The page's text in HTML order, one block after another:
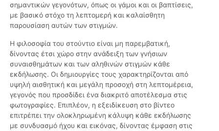
σημαντικών γεγονότων, όπως οι γάμοι και οι βαπτίσεις,
με βασικό στόχο τη λεπτομερή και καλαίσθητη
παρουσίαση αυτών των στιγμών.
Η φιλοσοφία του στούντιο είναι μη παρεμβατική,
δίνοντας έτσι χώρο στην ανάδειξη των γνήσιων
συναισθημάτων και των αληθινών στιγμών κάθε
εκδήλωσης. Οι δημιουργίες τους χαρακτηρίζονται από
υψηλή αισθητική και μεγάλη προσοχή στη λεπτομέρεια,
γεγονός που προσδίδει ένα διακριτό αποτέλεσμα στις
φωτογραφίες. Επιπλέον, η εξειδίκευση στο βίντεο
επιτρέπει την ολοκληρωμένη κάλυψη κάθε εκδήλωσης
με συνδυασμό ήχου και εικόνας, δίνοντας έμφαση στις